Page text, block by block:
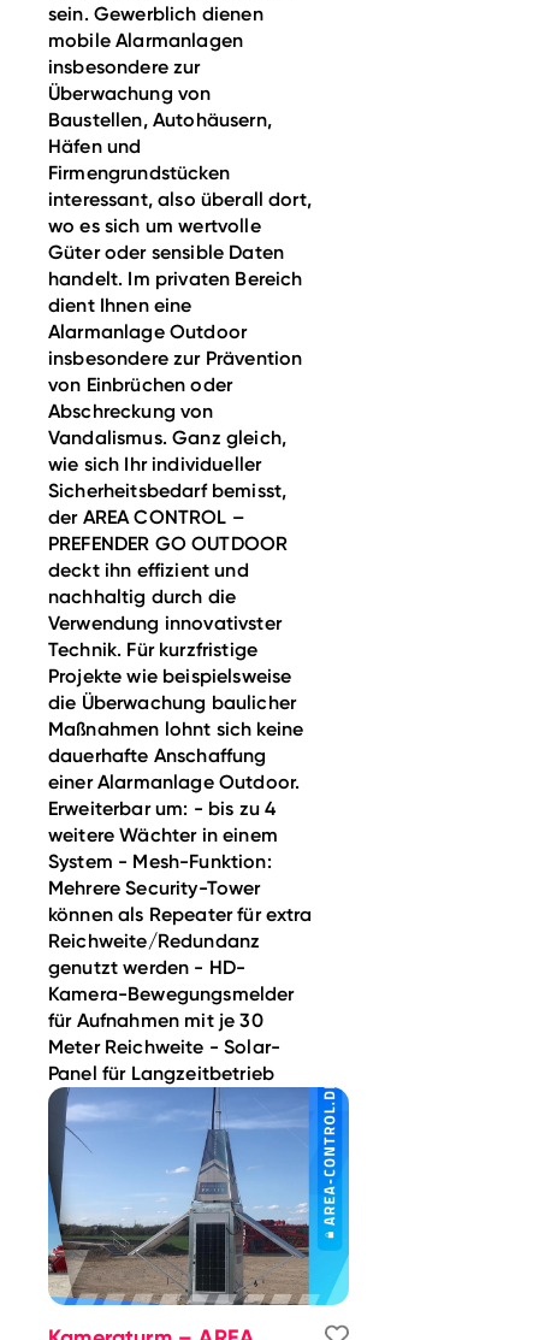
sein. Gewerblich dienen
mobile Alarmanlagen
insbesondere zur
Überwachung von
Baustellen, Autohäusern,
Häfen und
Firmengrundstücken
interessant, also überall dort,
wo es sich um wertvolle
Güter oder sensible Daten
handelt. Im privaten Bereich
dient Ihnen eine
Alarmanlage Outdoor
insbesondere zur Prävention
von Einbrüchen oder
Abschreckung von
Vandalismus. Ganz gleich,
wie sich Ihr individueller
Sicherheitsbedarf bemisst,
der AREA CONTROL –
PREFENDER GO OUTDOOR
deckt ihn effizient und
nachhaltig durch die
Verwendung innovativster
Technik. Für kurzfristige
Projekte wie beispielsweise
die Überwachung baulicher
Maßnahmen lohnt sich keine
dauerhafte Anschaffung
einer Alarmanlage Outdoor.
Erweiterbar um: - bis zu 4
weitere Wächter in einem
System - Mesh-Funktion:
Mehrere Security-Tower
können als Repeater für extra
Reichweite/Redundanz
genutzt werden - HD-
Kamera-Bewegungsmelder
für Aufnahmen mit je 30
Meter Reichweite - Solar-
Panel für Langzeitbetrieb